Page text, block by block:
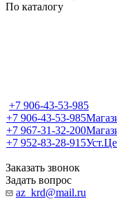
По каталогу
+7 906-43-53-985
+7 906-43-53-985
+7 967-31-32-200
+7 952-83-28-915
Заказать звонок
Задать вопрос
az_krd@mail.ru